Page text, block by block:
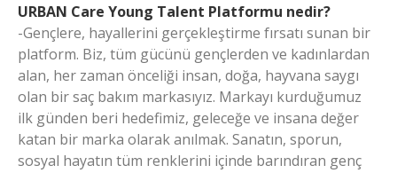
URBAN Care Young Talent Platformu nedir?
-Gençlere, hayallerini gerçekleştirme fırsatı sunan bir
platform. Biz, tüm gücünü gençlerden ve kadınlardan
alan, her zaman önceliği insan, doğa, hayvana saygı
olan bir saç bakım markasıyız. Markayı kurduğumuz
ilk günden beri hedefimiz, geleceğe ve insana değer
katan bir marka olarak anılmak. Sanatın, sporun,
sosyal hayatın tüm renklerini içinde barındıran genç